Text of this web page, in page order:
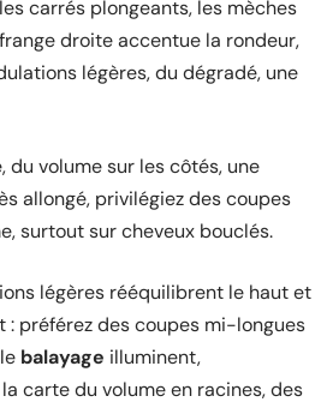
carrés plongeants, les mèches
droite accentue la rondeur,
légères, du dégradé, une
volume sur les côtés, une
allongé, privilégiez des coupes
surtout sur cheveux bouclés.
légères rééquilibrent le haut et
: préférez des coupes mi-longues
balayage illuminent,
carte du volume en racines, des